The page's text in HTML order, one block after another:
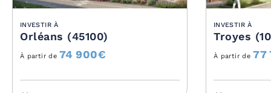
INVESTIR À
Orléans (45100)
À partir de 74 900€
INVESTIR À
Troyes
À partir de 77